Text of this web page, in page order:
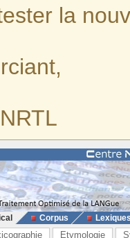
la
Corpus
Etymologie